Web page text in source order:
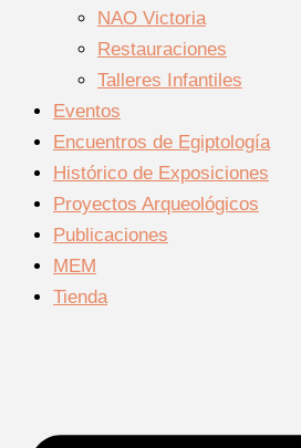
NAO Victoria
Restauraciones
Talleres Infantiles
Eventos
Encuentros de Egiptología
Histórico de Exposiciones
Proyectos Arqueológicos
Publicaciones
MEM
Tienda